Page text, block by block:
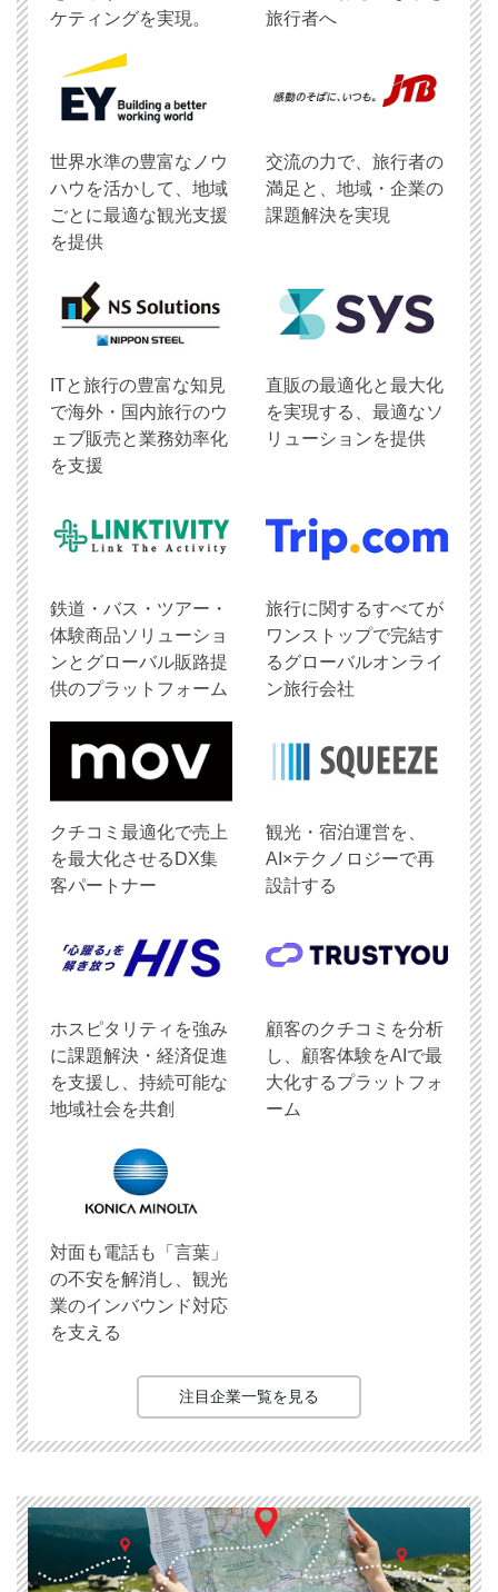
ケティングを実現。
旅行者へ
世界水準の豊富なノウ
ハウを活かして、地域
ごとに最適な観光支援
を提供
交流の力で、旅行者の
満足と、地域・企業の
課題解決を実現
ITと旅行の豊富な知見
で海外・国内旅行のウ
ェブ販売と業務効率化
を支援
直販の最適化と最大化
を実現する、最適なソ
リューションを提供
鉄道・バス・ツアー・
体験商品ソリューショ
ンとグローバル販路提
供のプラットフォーム
旅行に関するすべてが
ワンストップで完結す
るグローバルオンライ
ン旅行会社
クチコミ最適化で売上
を最大化させるDX集
客パートナー
観光・宿泊運営を、
AI×テクノロジーで再
設計する
ホスピタリティを強み
に課題解決・経済促進
を支援し、持続可能な
地域社会を共創
顧客のクチコミを分析
し、顧客体験をAIで最
大化するプラットフォ
ーム
対面も電話も「言葉」
の不安を解消し、観光
業のインバウンド対応
を支える
注目企業一覧を見る